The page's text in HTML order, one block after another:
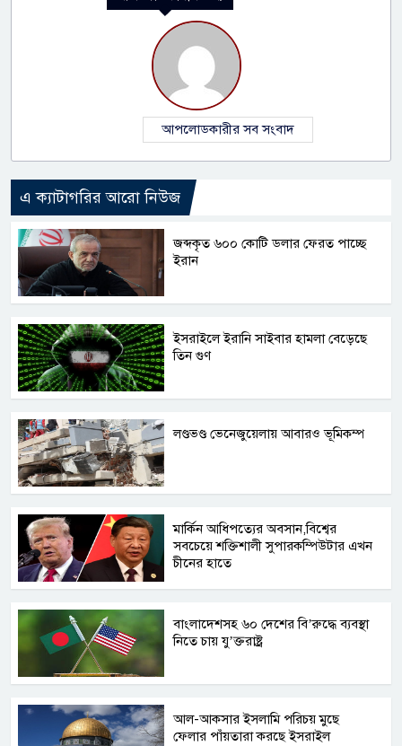
আপলোডকারীর সব সংবাদ
এ ক্যাটাগরির আরো নিউজ
জব্দকৃত ৬০০ কোটি ডলার ফেরত পাচ্ছে
ইরান
ইসরাইলে ইরানি সাইবার হামলা বেড়েছে
তিন গুণ
লণ্ডভণ্ড ভেনেজুয়েলায় আবারও ভূমিকম্প
মার্কিন আধিপত্যের অবসান,বিশ্বের
সবচেয়ে শক্তিশালী সুপারকম্পিউটার এখন
চীনের হাতে
বাংলাদেশসহ ৬০ দেশের বি’রুদ্ধে ব্যবস্থা
নিতে চায় যু’ক্তরাষ্ট্র
আল-আকসার ইসলামি পরিচয় মুছে
ফেলার পাঁয়তারা করছে ইসরাইল